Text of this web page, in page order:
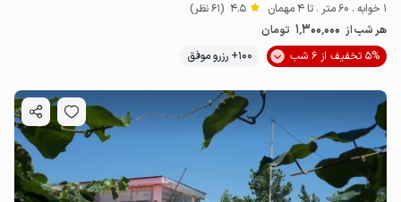
1 خوابه . 60 متر . تا 4 مهمان 4.5 (61 نظر)
هر شب از 1٬300٬000 تومان
5% تخفیف از 6 شب
100+ رزرو موفق